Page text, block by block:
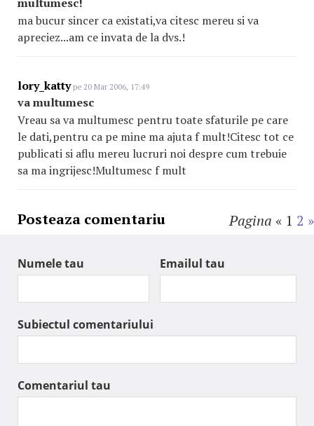
ma bucur sincer ca existati,va citesc mereu si va
apreciez...am ce invata de la dvs.!
lory_kattype 20 Mar 2006, 17:49
va multumesc
Vreau sa va multumesc pentru toate sfaturile pe care
le dati,pentru ca pe mine ma ajuta f mult!Citesc tot ce
publicati si aflu mereu lucruri noi despre cum trebuie
sa ma ingrijesc!Multumesc f mult
Pagina « 1 2 »
Posteaza comentariu
Numele tau Emailul tau
Subiectul comentariului
Comentariul tau